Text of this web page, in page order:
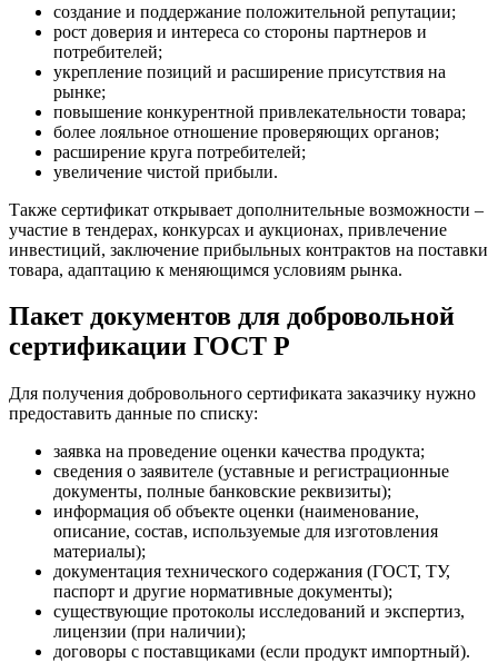
создание и поддержание положительной репутации;
рост доверия и интереса со стороны партнеров и
потребителей;
укрепление позиций и расширение присутствия на
рынке;
повышение конкурентной привлекательности товара;
более лояльное отношение проверяющих органов;
расширение круга потребителей;
увеличение чистой прибыли.
Также сертификат открывает дополнительные возможности –
участие в тендерах, конкурсах и аукционах, привлечение
инвестиций, заключение прибыльных контрактов на поставки
товара, адаптацию к меняющимся условиям рынка.
Пакет документов для добровольной
сертификации ГОСТ Р
Для получения добровольного сертификата заказчику нужно
предоставить данные по списку:
заявка на проведение оценки качества продукта;
сведения о заявителе (уставные и регистрационные
документы, полные банковские реквизиты);
информация об объекте оценки (наименование,
описание, состав, используемые для изготовления
материалы);
документация технического содержания (ГОСТ, ТУ,
паспорт и другие нормативные документы);
существующие протоколы исследований и экспертиз,
лицензии (при наличии);
договоры с поставщиками (если продукт импортный).